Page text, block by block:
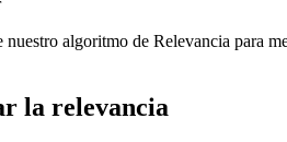
algoritmo de Relevancia para
la relevancia